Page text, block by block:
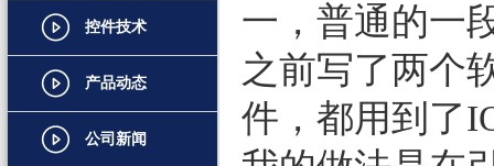
图形图像处理
扫描识别
数据库
条形码
控件技术
产品动态
公司新闻
一，普通的一
之前写了两个
件，都用到了